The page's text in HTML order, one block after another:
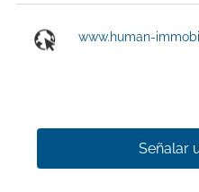
www.human-
Señalar